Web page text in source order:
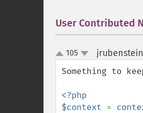
User Contributed
up
down
105
Something to
<?php
$context =